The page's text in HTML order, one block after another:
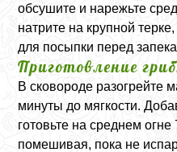
обсушите и нарежьте
натрите на крупной
для посыпки перед
Приготовление
В сковороде разогрейте
минуты до мягкости.
готовьте на среднем
помешивая, пока не